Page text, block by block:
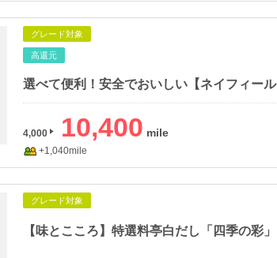
グレード対象
高還元
4,000 10,400
+1,040mile
グレード対象